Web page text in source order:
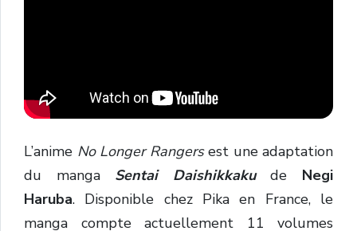
L’anime No Longer Rangersest une adaptation
du manga Sentai Daishikkaku de Negi
Haruba. Disponible chez Pika en France, le
manga compte actuellement 11 volumes